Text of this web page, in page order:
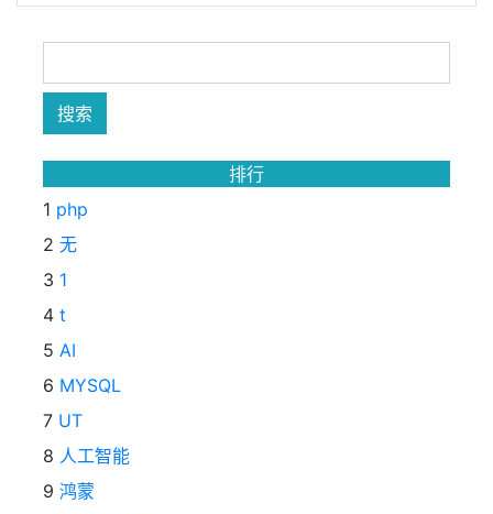
排行
1 php
2 无
3 1
4 t
5 AI
6 MYSQL
7 UT
8 人工智能
9 鸿蒙